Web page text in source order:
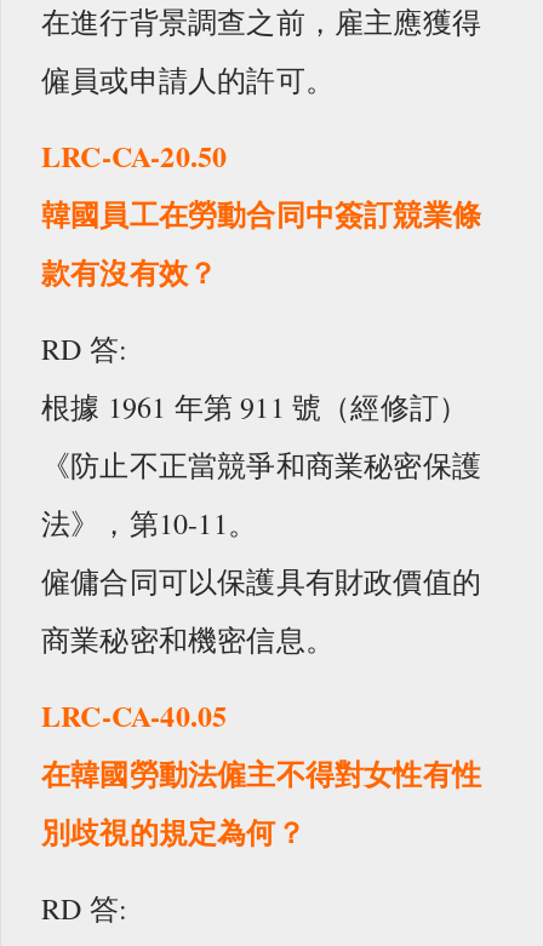
在進行背景調查之前，雇主應獲得
僱員或申請人的許可。
LRC-CA-20.50
韓國員工在勞動合同中簽訂競業條
款有沒有效？
RD 答:
根據 1961 年第 911 號（經修訂）
《防止不正當競爭和商業秘密保護
法》，第10-11。
僱傭合同可以保護具有財政價值的
商業秘密和機密信息。
LRC-CA-40.05
在韓國勞動法僱主不得對女性有性
別歧視的規定為何？
RD 答: